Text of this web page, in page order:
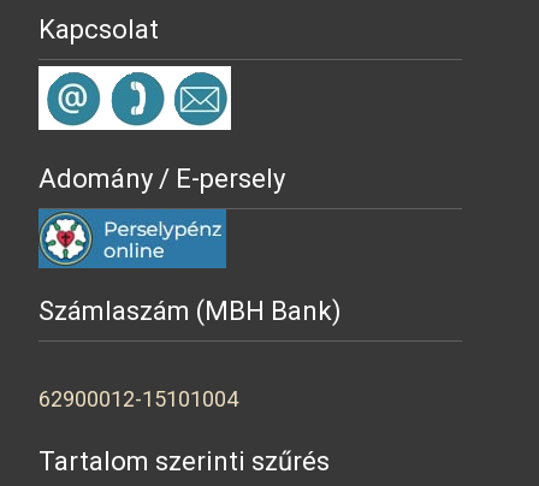
Kapcsolat
Adomány / E-persely
Számlaszám (MBH Bank)
62900012-15101004
Tartalom szerinti szűrés